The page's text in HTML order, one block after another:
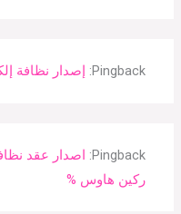
Pingback: إصدار نظافة
Pingback: اصدار عقد
ركين هاوس %